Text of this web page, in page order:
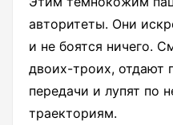
авторитеты. Они
и не боятся ничего.
двоих-троих, отдают
передачи и лупят по
траекториям.